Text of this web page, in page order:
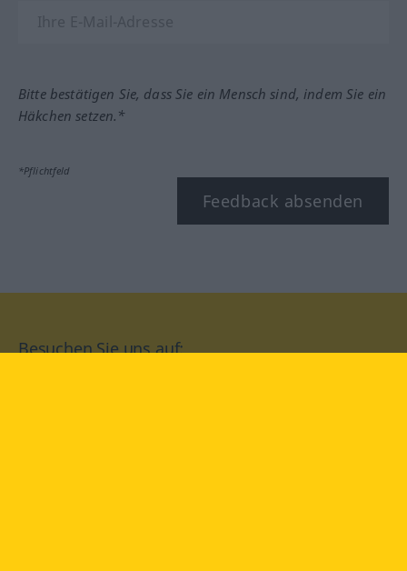
Bitte bestätigen Sie, dass Sie ein Mensch sind, indem Sie ein
Häkchen setzen.*
*Pflichtfeld
Feedback absenden
Besuchen Sie uns auf: